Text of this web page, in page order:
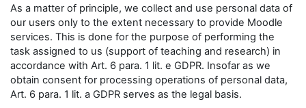
As a matter of principle, we collect and use personal data of
our users only to the extent necessary to provide Moodle
services. This is done for the purpose of performing the
task assigned to us (support of teaching and research) in
accordance with Art. 6 para. 1 lit. e GDPR. Insofar as we
obtain consent for processing operations of personal data,
Art. 6 para. 1 lit. a GDPR serves as the legal basis.